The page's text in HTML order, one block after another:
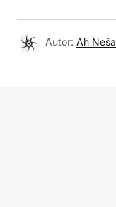
Autor: Ah Neša